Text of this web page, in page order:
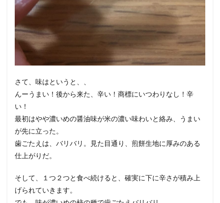
さて、味はというと、、
んーうまい！後から来た、辛い！商標にいつわりなし！辛
い！
最初はやや濃いめの醤油味が米の濃い味わいと絡み、うまい
が先に立った。
歯ごたえは、バリバリ。見た目通り、煎餅生地に厚みのある
仕上がりだ。
そして、１つ２つと食べ続けると、確実に下に辛さが積み上
げられていきます。